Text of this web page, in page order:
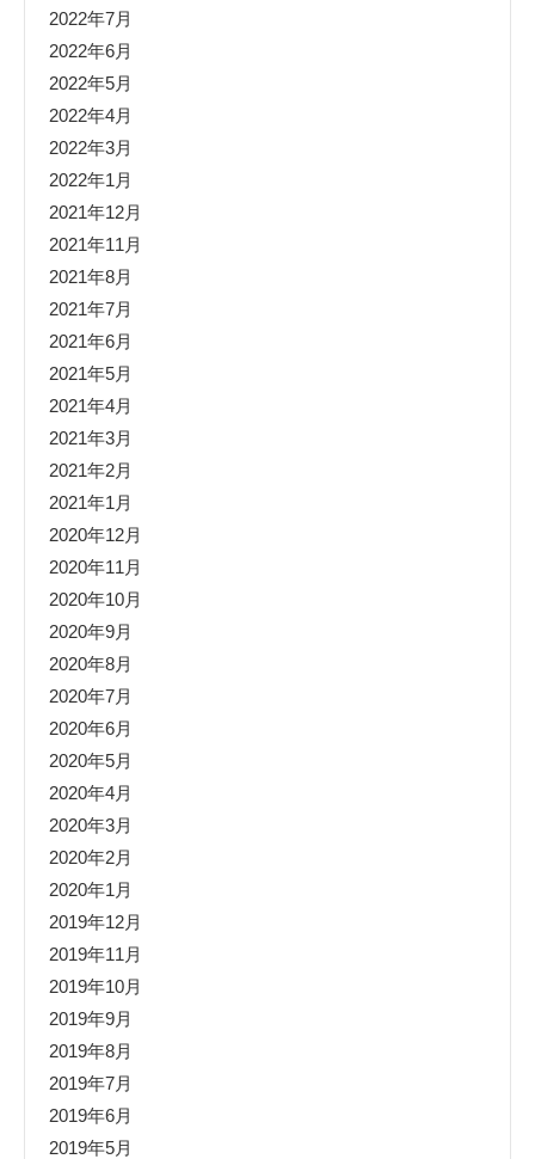
2022年7月
2022年6月
2022年5月
2022年4月
2022年3月
2022年1月
2021年12月
2021年11月
2021年8月
2021年7月
2021年6月
2021年5月
2021年4月
2021年3月
2021年2月
2021年1月
2020年12月
2020年11月
2020年10月
2020年9月
2020年8月
2020年7月
2020年6月
2020年5月
2020年4月
2020年3月
2020年2月
2020年1月
2019年12月
2019年11月
2019年10月
2019年9月
2019年8月
2019年7月
2019年6月
2019年5月